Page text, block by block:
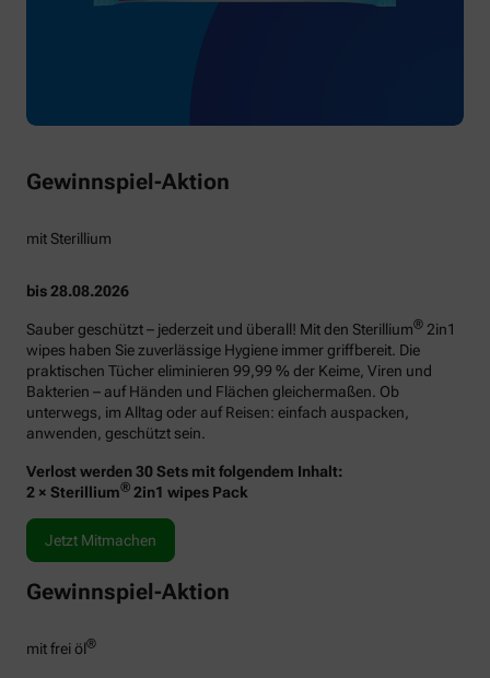
Gewinnspiel-Aktion
mit Sterillium
bis 28.08.2026
Sauber geschützt – jederzeit und überall! Mit den Sterillium® 2in1
wipes haben Sie zuverlässige Hygiene immer griffbereit. Die
praktischen Tücher eliminieren 99,99 % der Keime, Viren und
Bakterien – auf Händen und Flächen gleichermaßen. Ob
unterwegs, im Alltag oder auf Reisen: einfach auspacken,
anwenden, geschützt sein.
Verlost werden 30 Sets mit folgendem Inhalt:
2 × Sterillium® 2in1 wipes Pack
Jetzt Mitmachen
Gewinnspiel-Aktion
mit frei öl®